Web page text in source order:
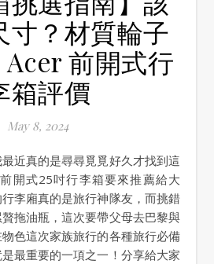
寸？材質輪子
前開式行
箱評價
May 8, 2024
開式25吋行李箱要來推薦給大
李廂真的是旅行神隊友，而挑錯
拖油瓶，這次要帶父母去巴黎與
色這次家族旅行的各種旅行必備
最重要的一項之一！分享給大家